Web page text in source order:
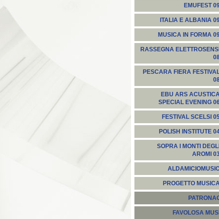
EMUFEST
ITALIA E ALBANIA
MUSICA IN FORMA
RASSEGNA ELETTROSENSI
PESCARA FIERA
EBU ARS ACUSTICA
SPECIAL EVENING
FESTIVAL SCELSI
POLISH INSTITUTE
SOPRA I MONTI DEGLI
AROMI
ALDAMICIOMUSIC
PROGETTO MUSICA
FAVOLOSA